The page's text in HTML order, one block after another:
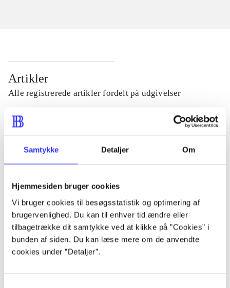
Samtykke Detaljer Om
Hjemmesiden bruger cookies
Vi bruger cookies til besøgsstatistik og optimering af
brugervenlighed. Du kan til enhver tid ændre eller
tilbagetrække dit samtykke ved at klikke på ”Cookies” i
bunden af siden. Du kan læse mere om de anvendte
cookies under ”Detaljer”.
Artikler
Alle registrerede artikler fordelt på udgivelser
...
...
...